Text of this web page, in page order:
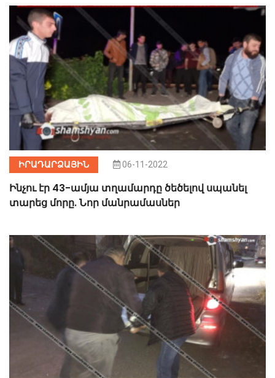
ԻՐԱԴԱՐՁԱՅԻՆ 06-11-2022
Ինչու էր 43-ամյա տղամարդը ծեծելով սպանել
տարեց մորը. Նոր մանրամասներ